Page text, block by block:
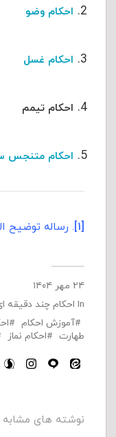
احکام وضو
احکام غسل
احکام تیمم
احکام متنجس
[۱] . رساله توضیح
۲۴ مهر ۱۴۰۴
In احکام چند دقیقه
آموزش احکام
طهارت
احکام نماز
نوشته های مشابه